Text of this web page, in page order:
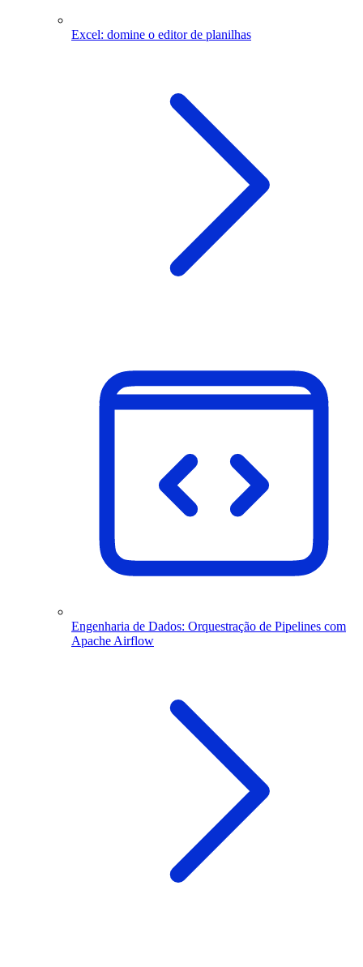
Excel: domine o editor de planilhas
Engenharia de Dados: Orquestração de Pipelines com
Apache Airflow